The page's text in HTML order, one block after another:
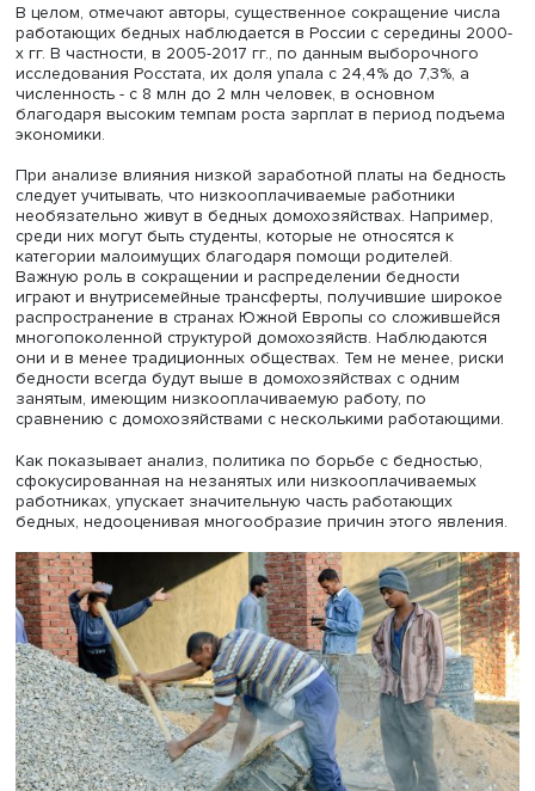
Риски бедности для работников также усиливают такие
факторы как временный характер занятости, неполная
частичная занятость: таких сотрудников чаще
отправляют в вынужденные неоплачиваемые отпуска,
сокращают или задерживают зарплату. Но и полная
секторах экономики.
Зоны и группы риска
Эксперты Вышки подчеркивают отраслевой феномен
работающих бедных в России. Так, в 2021 г. их
было занято в непроизводственных отраслях: в
досуга (6,6% общей численности работников этой
администрировании и сопутствующих услугах (6,5%),
образовании (6%), гостиничном бизнесе и
общественного питания (5,8%).
В целом, отмечают авторы, существенное сокращение
работающих бедных наблюдается в России с
х гг. В частности, в 2005-2017 гг., по данным
исследования Росстата, их доля упала с 24,4% до 7,3%,
численность - с 8 млн до 2 млн человек, в основном
благодаря высоким темпам роста зарплат в период
экономики.
При анализе влияния низкой заработной платы на
следует учитывать, что низкооплачиваемые работники
необязательно живут в бедных домохозяйствах.
среди них могут быть студенты, которые не относятся к
категории малоимущих благодаря помощи родителей.
Важную роль в сокращении и распределении бедности
играют и внутрисемейные трансферты, получившие